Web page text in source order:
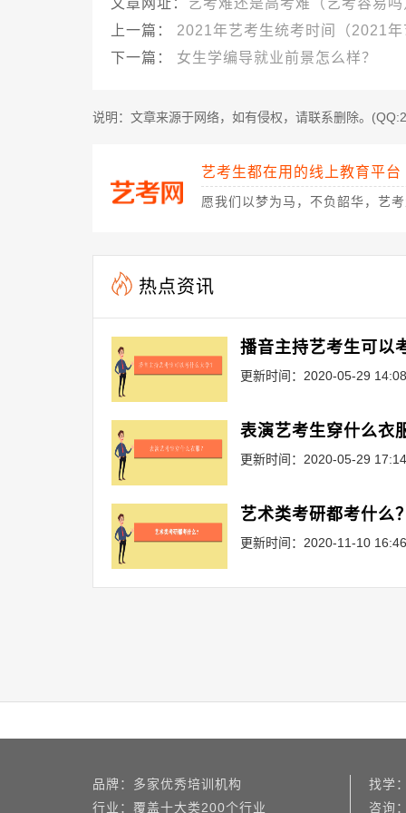
文章网址：
艺考难还是高考难（艺考容易吗
上一篇： 2021年艺考生统考时间（2021
下一篇： 女生学编导就业前景怎么样？
说明：文章来源于网络，如有侵权，请联系删除。
艺考生都在用的线上教育平台
愿我们以梦为马，不负韶华，艺
热点资讯
更新时间：2020-05-29
表演艺考生穿什么衣
更新时间：2020-05-29
艺术类考研都考什么
更新时间：2020-11-10
品牌：多家优秀培训机构
行业：覆盖十大类200个行业
找学
咨询